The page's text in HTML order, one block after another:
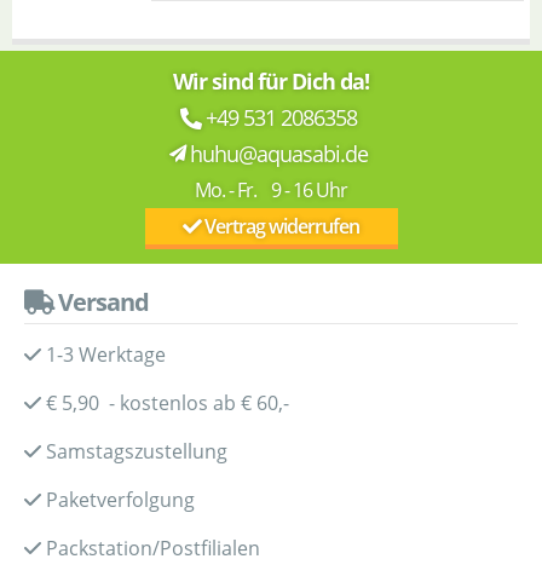
Wir sind für Dich da!
+49 531 2086358
huhu@aquasabi.de
Mo. - Fr. 9 - 16 Uhr
Vertrag widerrufen
Versand
1-3 Werktage
€ 5,90 - kostenlos ab € 60,-
Samstagszustellung
Paketverfolgung
Packstation/Postfilialen